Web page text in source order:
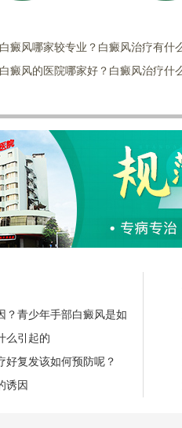
癜风哪家较专业？白癜风治疗有什
癜风的医院哪家好？白癜风治疗什
？青少年手部白癜风是如
么引起的
好复发该如何预防呢？
诱因